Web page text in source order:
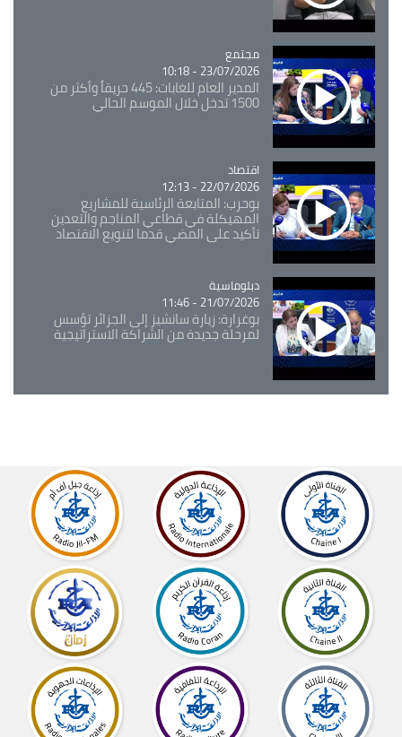
Catégorie
مجتمع
23/07/2026 - 10:18
المدير العام للغابات: 445 حريقاً وأكثر من
1500 تدخل خلال الموسم الحالي
Catégorie
اقتصاد
22/07/2026 - 12:13
بوحرب: المتابعة الرئاسية للمشاريع
المهيكلة في قطاعي المناجم والتعدين
تأكيد على المضي قدما لتنويع الاقتصاد
Catégorie
دبلوماسية
21/07/2026 - 11:46
بوغرارة: زيارة سانشيز إلى الجزائر تؤسس
لمرحلة جديدة من الشراكة الاستراتيجية